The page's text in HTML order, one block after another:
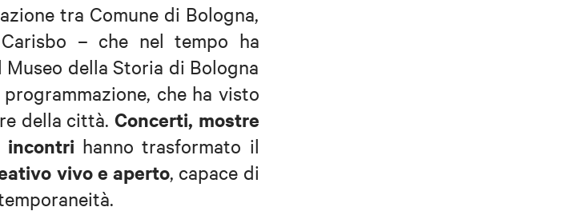
tra Comune di Bologna,
Carisbo – che nel tempo ha
della Storia di Bologna
che ha visto
della città. Concerti, mostre
incontri hanno trasformato il
vivo e aperto, capace di